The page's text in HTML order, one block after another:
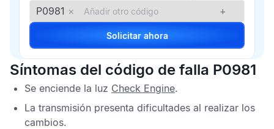
P0981 × +
Solicitar ahora
Síntomas del código de falla P0981
Se enciende la luz Check Engine.
La transmisión presenta dificultades al realizar los
cambios.